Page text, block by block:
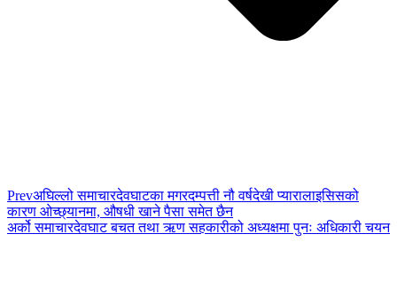
Prevअघिल्लो समाचारदेवघाटका मगरदम्पत्ती नौ वर्षदेखी प्यारालाइसिसको
कारण ओच्छ्यानमा, औषधी खाने पैसा समेत छैन
अर्को समाचारदेवघाट बचत तथा ऋण सहकारीको अध्यक्षमा पुनः अधिकारी चयन